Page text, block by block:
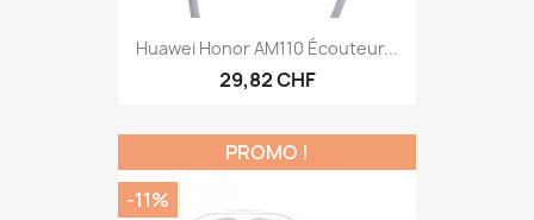
Huawei Honor AM110 Écouteur...
29,82 CHF
PROMO !
-11%